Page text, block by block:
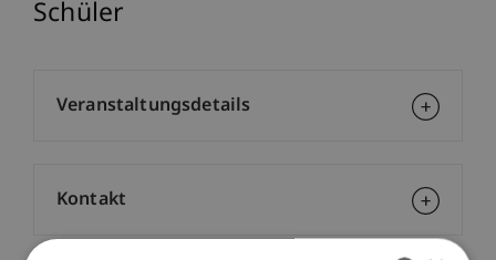
Schüler
Veranstaltungsdetails
Kontakt